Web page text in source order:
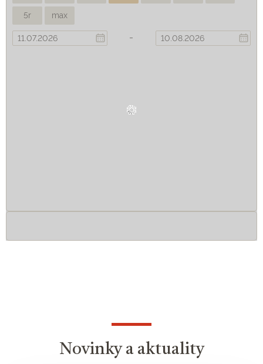
5r max
-
Novinky a aktuality